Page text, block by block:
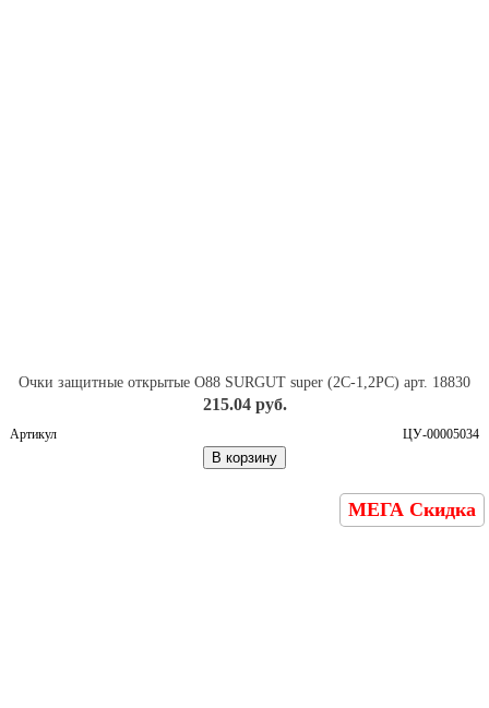
Очки защитные открытые O88 SURGUT super (2С-1,2РС) арт. 18830
215.04 руб.
Артикул ЦУ-00005034
В корзину
МЕГА Скидка